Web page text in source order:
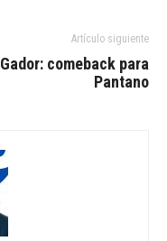
Artículo siguiente
Gador: comeback para
Pantano